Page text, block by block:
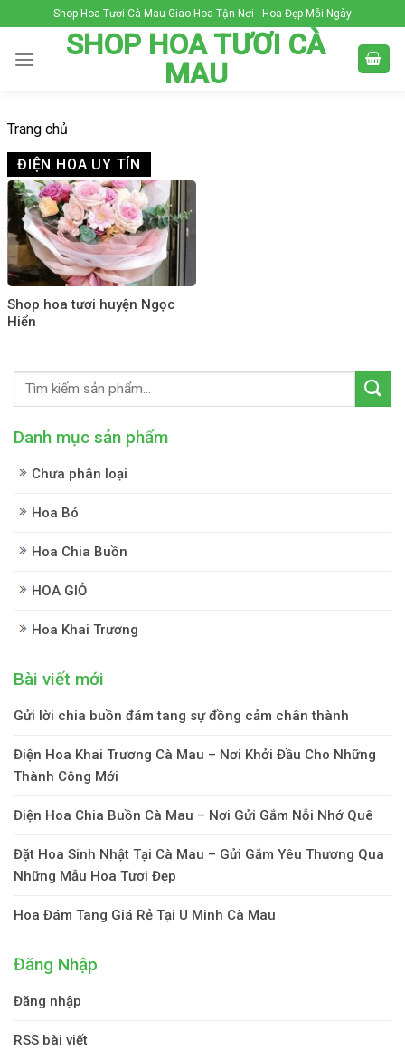
to
content
Shop Hoa Tươi Cà Mau Giao Hoa Tận Nơi - Hoa Đẹp Mỗi Ngày
SHOP HOA TƯƠI CÀ
MAU
Trang chủ
ĐIỆN HOA UY TÍN
Shop hoa tươi huyện Ngọc
Hiển
Danh mục sản phẩm
Chưa phân loại
Hoa Bó
Hoa Chia Buồn
HOA GIỎ
Hoa Khai Trương
Bài viết mới
Gửi lời chia buồn đám tang sự đồng cảm chân thành
Điện Hoa Khai Trương Cà Mau – Nơi Khởi Đầu Cho Những
Thành Công Mới
Điện Hoa Chia Buồn Cà Mau – Nơi Gửi Gắm Nỗi Nhớ Quê
Đặt Hoa Sinh Nhật Tại Cà Mau – Gửi Gắm Yêu Thương Qua
Những Mẫu Hoa Tươi Đẹp
Hoa Đám Tang Giá Rẻ Tại U Minh Cà Mau
Đăng Nhập
Đăng nhập
RSS bài viết